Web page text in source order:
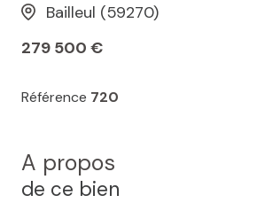
Bailleul (59270)
279 500 €
Référence 720
A propos
de ce bien